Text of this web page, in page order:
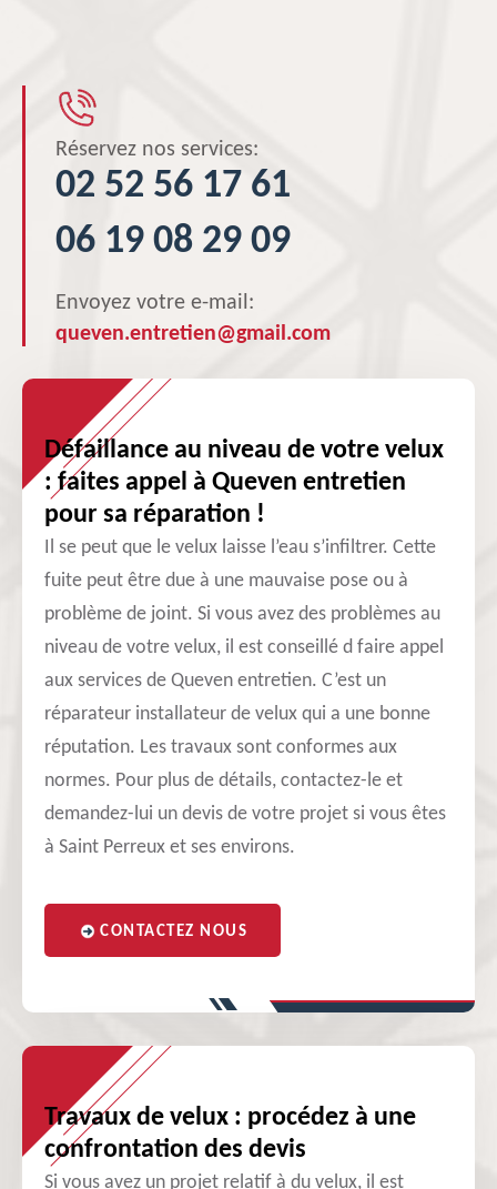
Réservez nos services:
02 52 56 17 61
06 19 08 29 09
Envoyez votre e-mail:
queven.entretien@gmail.com
Défaillance au niveau de votre velux
: faites appel à Queven entretien
pour sa réparation !
Il se peut que le velux laisse l’eau s’infiltrer. Cette
fuite peut être due à une mauvaise pose ou à
problème de joint. Si vous avez des problèmes au
niveau de votre velux, il est conseillé d faire appel
aux services de Queven entretien. C’est un
réparateur installateur de velux qui a une bonne
réputation. Les travaux sont conformes aux
normes. Pour plus de détails, contactez-le et
demandez-lui un devis de votre projet si vous êtes
à Saint Perreux et ses environs.
CONTACTEZ NOUS
Travaux de velux : procédez à une
confrontation des devis
Si vous avez un projet relatif à du velux, il est